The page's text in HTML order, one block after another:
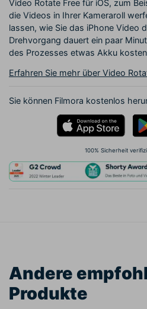
Video Rotate Free für iOS, zum
die Videos in Ihrer Kameraroll
lassen, wie Sie das iPhone Video
Drehvorgang dauert ein paar
des Prozesses etwas Akku
Erfahren Sie mehr über Video
Sie können Filmora kostenlos
100% Sicherheit
Andere
Produkte